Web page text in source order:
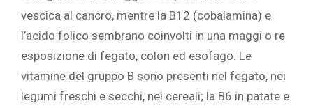
vescica al cancro, mentre la B12 (cobalamina) e
l’acido folico sembrano coinvolti in una maggi o re
esposizione di fegato, colon ed esofago. Le
vitamine del gruppo B sono presenti nel fegato, nei
legumi freschi e secchi, nei cereali; la B6 in patate e